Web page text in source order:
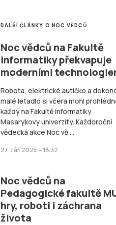
DALŠÍ ČLÁNKY O NOC VĚDCŮ
Noc vědců na Fakultě
informatiky překvapuje
moderními
Robota, elektrické autíčko a
malé letadlo si včera mohl
každý na Fakultě informatiky
Masarykovy univerzity. Každoroční
vědecká akce Noc vě ...
27. září 2025 • 18:32
Noc vědců na
Pedagogické fakultě
hry, roboti i záchrana
života